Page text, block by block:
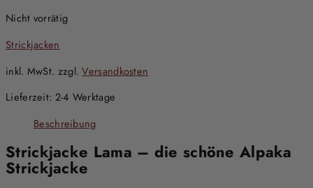
Nicht vorrätig
Strickjacken
inkl. MwSt. zzgl.Versandkosten
Lieferzeit: 2-4 Werktage
Beschreibung
Strickjacke Lama – die schöne Alpaka
Strickjacke